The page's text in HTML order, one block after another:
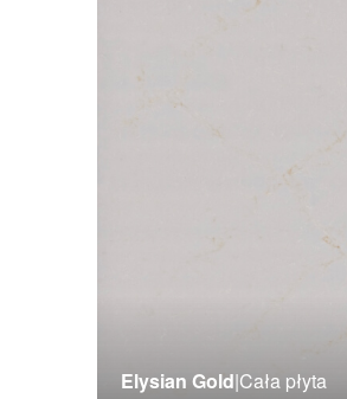
Elysian Gold|Cała płyta